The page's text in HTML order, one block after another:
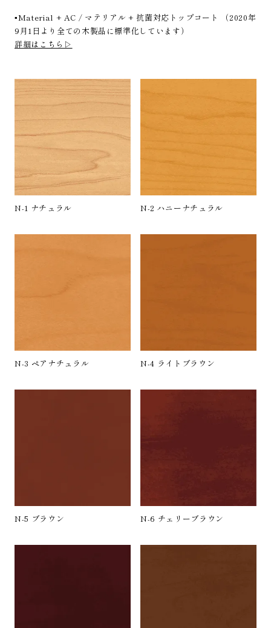
▪️Material + AC / マテリアル + 抗菌対応トップコート （2020年
9月1日より全ての木製品に標準化しています）
詳細はこちら▷
N-1 ナチュラル N-2 ハニーナチュラル
N-3 ペアナチュラル N-4 ライトブラウン
N-5 ブラウン N-6 チェリーブラウン